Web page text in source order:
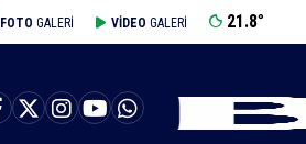
FOTO GALERİ VİDEO GALERİ 21.8°